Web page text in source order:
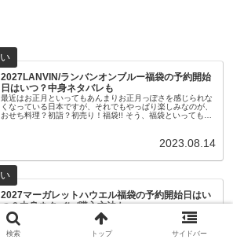
2027LANVIN/ランバンオンブルー福袋の予約開始
日はいつ？中身ネタバレも
最近はお正月といってもあんまりお正月っぽさを感じられな
くなっている日本ですが、それでもやっぱり楽しみなのが、
おせち料理？初詣？初売り！福袋!! そう、福袋といっても最
2023.08.14
2027マーガレットハウエル福袋の予約開始日はい
つ？中身ネタバレ/購入方法も
[rakuten id="商品番号" kw="キーワード" amazon=0
rakuten=0 yahoo=0]
検索 トップ サイドバー